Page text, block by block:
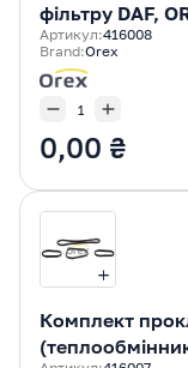
фільтру DAF,
Артикул:416008
Brand:Orex
0,00 ₴
Комплект